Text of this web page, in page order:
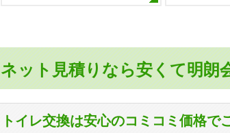
ネット見積りなら安くて明朗
トイレ交換は安心のコミコミ価格で